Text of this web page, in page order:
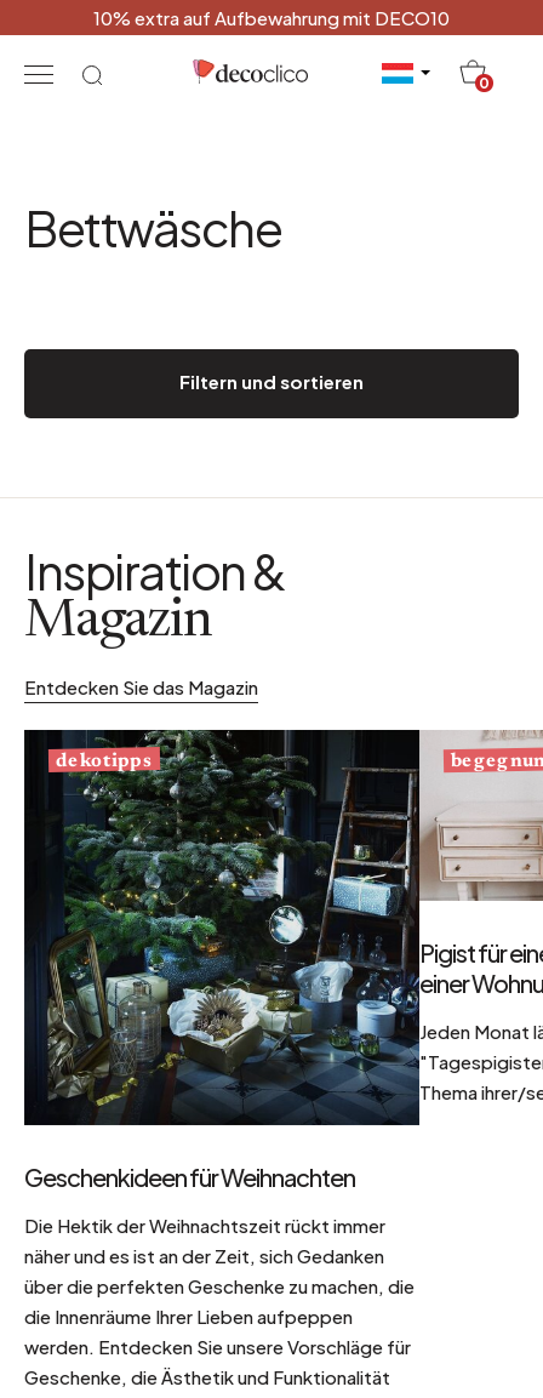
10% extra auf Aufbewahrung mit DECO10
0
Bettwäsche
Filtern und sortieren
Inspiration &
Magazin
Entdecken Sie das Magazin
dekotipps
Geschenkideen für Weihnachten
Die Hektik der Weihnachtszeit rückt immer
näher und es ist an der Zeit, sich Gedanken
über die perfekten Geschenke zu machen, die
die Innenräume Ihrer Lieben aufpeppen
werden. Entdecken Sie unsere Vorschläge für
Geschenke, die Ästhetik und Funktionalität
Pigist für
einer
Jeden Monat
Thema ihrer/